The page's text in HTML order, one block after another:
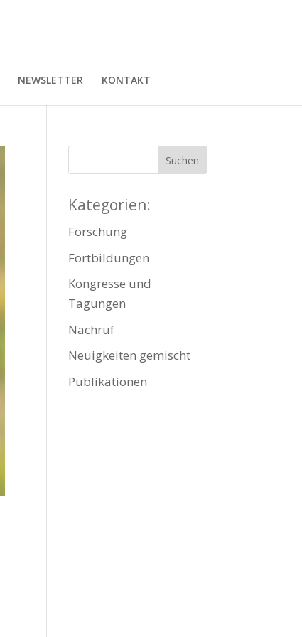
NEWSLETTER KONTAKT
Kategorien:
Forschung
Fortbildungen
Kongresse und
Tagungen
Nachruf
Neuigkeiten gemischt
Publikationen